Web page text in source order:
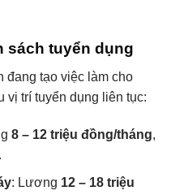
sách tuyển dụng
đang tạo việc làm cho
vị trí tuyển dụng liên tục:
8 – 12 triệu đồng/tháng,
: Lương 12 – 18 triệu